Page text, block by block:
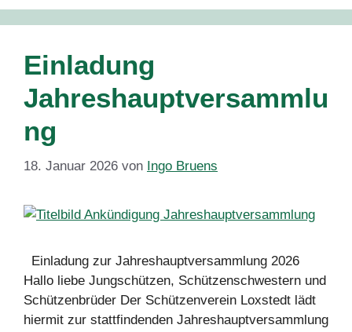
Einladung
Jahreshauptversammlu
ng
18. Januar 2026 von Ingo Bruens
Einladung zur Jahreshauptversammlung 2026
Hallo liebe Jungschützen, Schützenschwestern und
Schützenbrüder Der Schützenverein Loxstedt lädt
hiermit zur stattfindenden Jahreshauptversammlung